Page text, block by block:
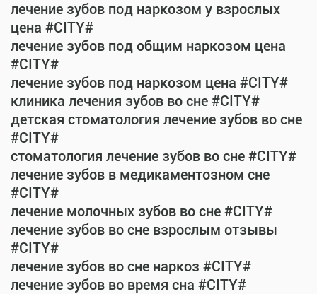
лечение зубов под наркозом у взрослых
цена #CITY#
лечение зубов под общим наркозом цена
#CITY#
лечение зубов под наркозом цена #CITY#
клиника лечения зубов во сне #CITY#
детская стоматология лечение зубов во сне
#CITY#
стоматология лечение зубов во сне #CITY#
лечение зубов в медикаментозном сне
#CITY#
лечение молочных зубов во сне #CITY#
лечение зубов во сне взрослым отзывы
#CITY#
лечение зубов во сне наркоз #CITY#
лечение зубов во время сна #CITY#